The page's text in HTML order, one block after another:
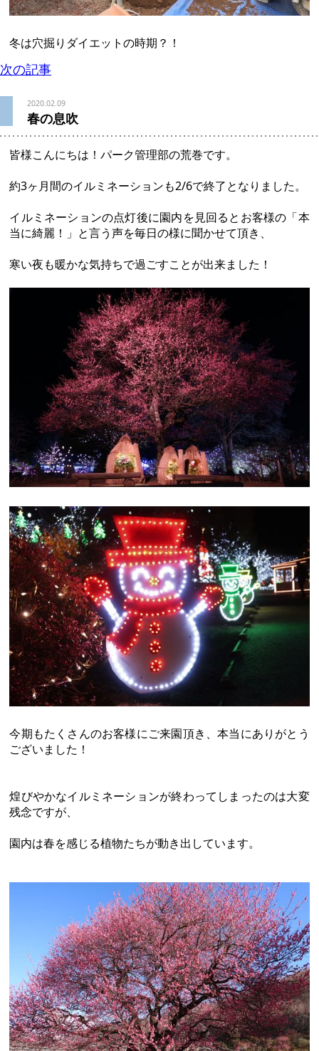
冬は穴掘りダイエットの時期？！
次の記事
2020.02.09
春の息吹
皆様こんにちは！パーク管理部の荒巻です。
約3ヶ月間のイルミネーションも2/6で終了となりました。
イルミネーションの点灯後に園内を見回るとお客様の「本
当に綺麗！」と言う声を毎日の様に聞かせて頂き、
寒い夜も暖かな気持ちで過ごすことが出来ました！
今期もたくさんのお客様にご来園頂き、本当にありがとう
ございました！
煌びやかなイルミネーションが終わってしまったのは大変
残念ですが、
園内は春を感じる植物たちが動き出しています。